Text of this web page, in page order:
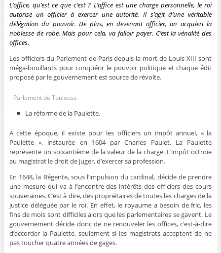
L’office, qu’est ce que c’est ? L’office est une charge personnelle, le roi
autorise un officier à exercer une autorité. Il s’agit d’une véritable
délégation du pouvoir. De plus, en devenant officier, on acquiert la
noblesse de robe. Mais pour cela, va falloir payer. C’est la vénalité des
offices.
Les officiers du Parlement de Paris depuis la mort de Louis XIII sont
méga-bouillants pour conquérir le pouvoir politique et chaque édit
proposé par le gouvernement est source de révolte.
Parlement de Toulouse
La réforme de la Paulette.
A cette époque, il existe pour les officiers un impôt annuel, « la
Paulette », instaurée en 1604 par Charles Paulet. La Paulette
représente un soixantième de la valeur de la charge. L’impôt octroie
au magistrat le droit de juger, d’exercer sa profession.
En 1648, la Régente, sous l’impulsion du cardinal, décide de prendre
une mesure qui va à l’encontre des intérêts des officiers des cours
souveraines. C’est à dire, des propriétaires de toutes les charges de la
justice déléguée par le roi. En effet, le royaume a besoin de fric, les
fins de mois sont difficiles alors que les parlementaires se gavent. Le
gouvernement décide donc de ne renouveler les offices, c’est-à-dire
d’accorder la Paulette, seulement si les magistrats acceptent de ne
pas toucher quatre années de gages.